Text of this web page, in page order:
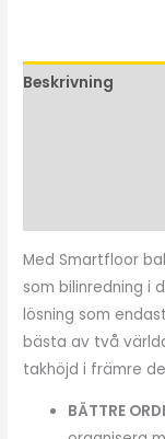
Beskrivning
Med Smartfloor
som bilinredning i
lösning som
bästa av två
takhöjd i främre
BÄTTRE